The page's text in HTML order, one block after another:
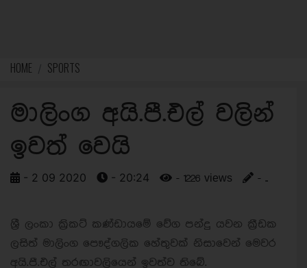
HOME SPORTS
මාලිංග අයි.පී.එල් වලින්
ඉවත් වෙයි
- 2 09 2020 - 20:24 - 1226 views - ..
ශ්‍රී ලංකා ක්‍රිකට් කණ්ඩායමේ වේග පන්දු යවන ක්‍රීඩක
ලසිත් මාලිංග පෞද්ගලික හේතුවක් නිසාවෙන් මෙවර
අයි.පී.එල් තරඟාවලියෙන් ඉවත්ව තිබේ.